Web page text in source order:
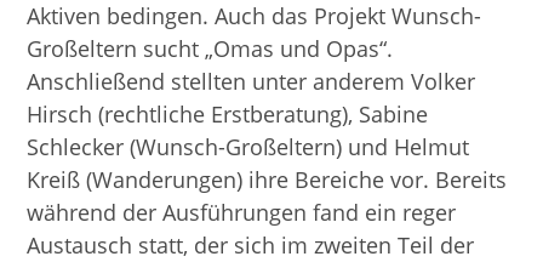
Aktiven bedingen. Auch das Projekt Wunsch-
Großeltern sucht „Omas und Opas“.
Anschließend stellten unter anderem Volker
Hirsch (rechtliche Erstberatung), Sabine
Schlecker (Wunsch-Großeltern) und Helmut
Kreiß (Wanderungen) ihre Bereiche vor. Bereits
während der Ausführungen fand ein reger
Austausch statt, der sich im zweiten Teil der